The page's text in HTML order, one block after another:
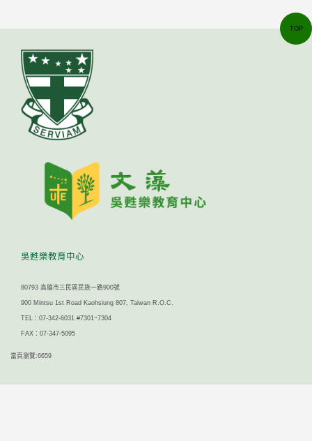
吳甦樂教育中心
80793 高雄市三民區民族一路900號
900 Mintsu 1st Road Kaohsiung 807, Taiwan R.O.C.
TEL：07-342-6031 #7301~7304
FAX：07-347-5095
當頁瀏覽:6659
TOP